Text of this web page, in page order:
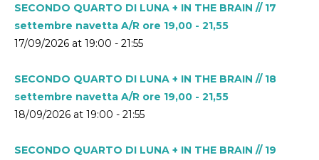
SECONDO QUARTO DI LUNA + IN THE BRAIN // 17
settembre navetta A/R ore 19,00 - 21,55
17/09/2026 at 19:00 - 21:55
SECONDO QUARTO DI LUNA + IN THE BRAIN // 18
settembre navetta A/R ore 19,00 - 21,55
18/09/2026 at 19:00 - 21:55
SECONDO QUARTO DI LUNA + IN THE BRAIN // 19